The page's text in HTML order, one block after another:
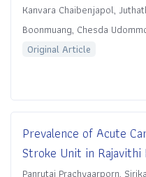
Kanvara Chaibenjapol,
Boonmuang, Chesda
Original Article
Prevalence of Acute
Stroke Unit in
Panrutai Prachyaarporn,